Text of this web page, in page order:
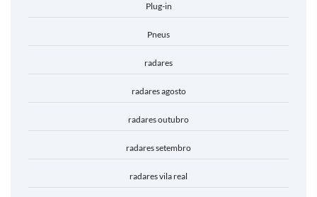
Plug-in
Pneus
radares
radares agosto
radares outubro
radares setembro
radares vila real